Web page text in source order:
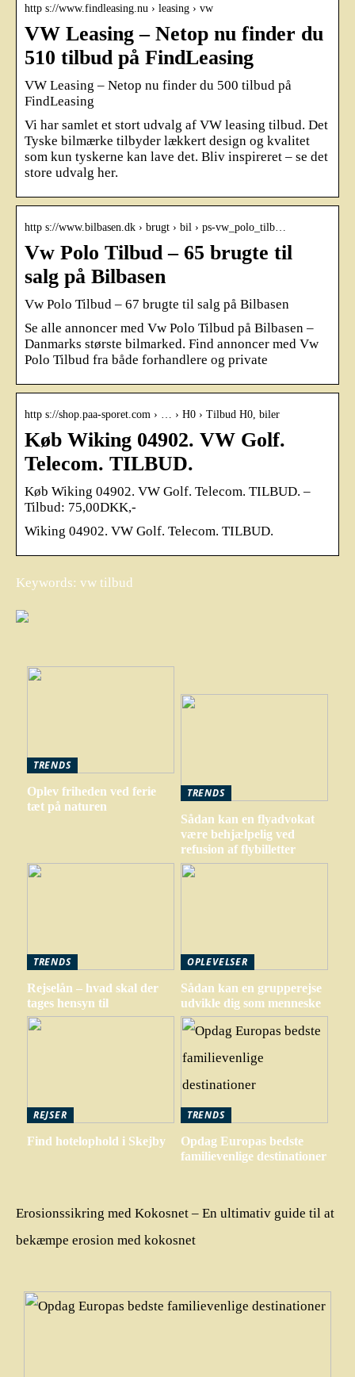
http s://www.findleasing.nu › leasing › vw
VW Leasing – Netop nu finder du
510 tilbud på FindLeasing
VW Leasing – Netop nu finder du 500 tilbud på
FindLeasing
Vi har samlet et stort udvalg af VW leasing tilbud. Det
Tyske bilmærke tilbyder lækkert design og kvalitet
som kun tyskerne kan lave det. Bliv inspireret – se det
store udvalg her.
http s://www.bilbasen.dk › brugt › bil › ps-vw_polo_tilb…
Vw Polo Tilbud – 65 brugte til
salg på Bilbasen
Vw Polo Tilbud – 67 brugte til salg på Bilbasen
Se alle annoncer med Vw Polo Tilbud på Bilbasen –
Danmarks største bilmarked. Find annoncer med Vw
Polo Tilbud fra både forhandlere og private
http s://shop.paa-sporet.com › … › H0 › Tilbud H0, biler
Køb Wiking 04902. VW Golf.
Telecom. TILBUD.
Køb Wiking 04902. VW Golf. Telecom. TILBUD. –
Tilbud: 75,00DKK,-
Wiking 04902. VW Golf. Telecom. TILBUD.
Keywords: vw tilbud
TRENDS
Oplev friheden ved ferie
tæt på naturen
TRENDS
Sådan kan en flyadvokat
være behjælpelig ved
refusion af flybilletter
TRENDS
Rejselån – hvad skal der
tages hensyn til
OPLEVELSER
Sådan kan en grupperejse
udvikle dig som menneske
REJSER
Find hotelophold i Skejby
TRENDS
Opdag Europas bedste
familievenlige destinationer
Erosionssikring med Kokosnet – En ultimativ guide til at
bekæmpe erosion med kokosnet